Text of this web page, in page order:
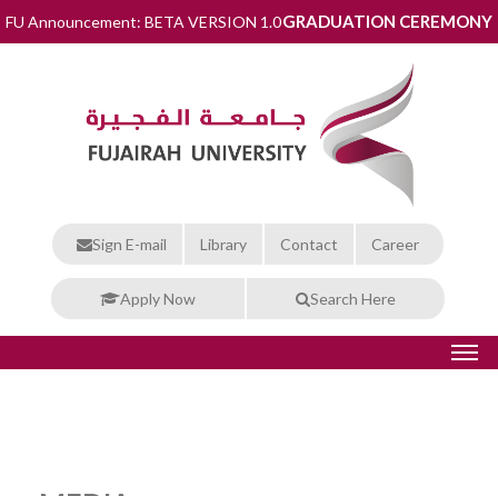
FU Announcement: BETA VERSION 1.0GRADUATION CEREMONY
Sign E-mail Library Contact Career
Apply Now Search Here